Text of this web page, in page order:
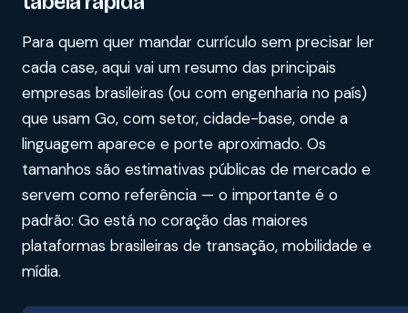
Para quem quer mandar currículo sem precisar ler
cada case, aqui vai um resumo das principais
empresas brasileiras (ou com engenharia no país)
que usam Go, com setor, cidade-base, onde a
linguagem aparece e porte aproximado. Os
tamanhos são estimativas públicas de mercado e
servem como referência — o importante é o
padrão: Go está no coração das maiores
plataformas brasileiras de transação, mobilidade e
mídia.